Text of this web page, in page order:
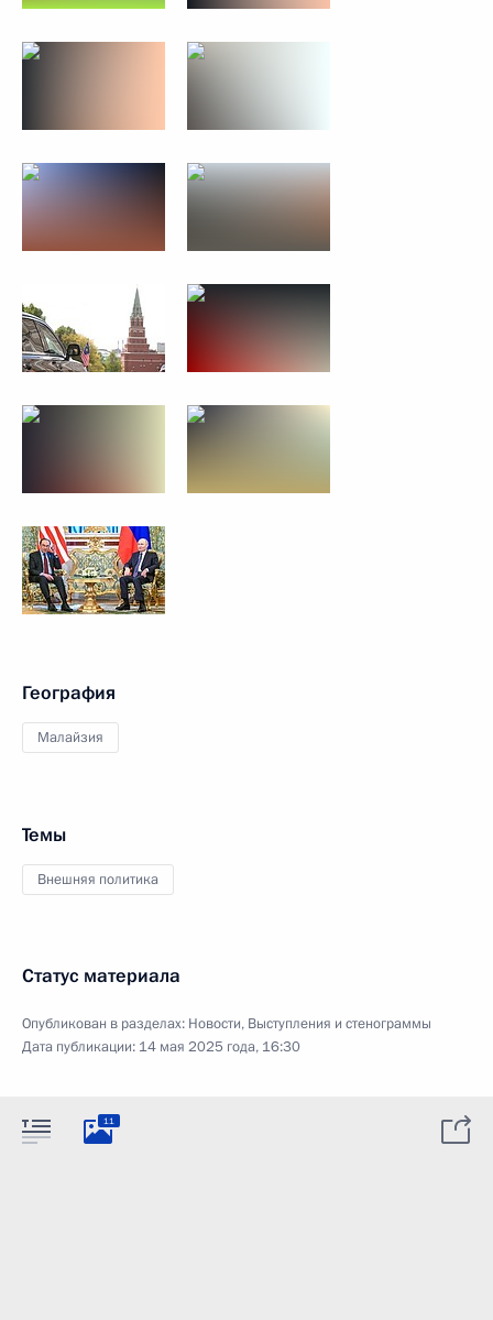
География
Малайзия
Темы
Внешняя политика
Статус материала
Опубликован в разделах: Новости, Выступления и стенограммы
Дата публикации: 14 мая 2025 года, 16:30
11